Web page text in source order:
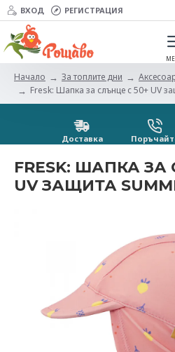
ВХОД РЕГИСТРАЦИЯ
Начало За топлите дни
Fresk: Шапка за слънце с 50+ UV
Доставка
FRESK: ШАПКА ЗА
UV ЗАЩИТА